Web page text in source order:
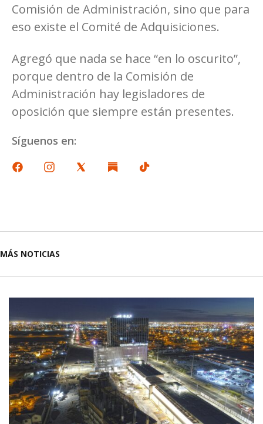
Comisión de Administración, sino que para
eso existe el Comité de Adquisiciones.
Agregó que nada se hace “en lo oscurito”,
porque dentro de la Comisión de
Administración hay legisladores de
oposición que siempre están presentes.
Síguenos en:
MÁS NOTICIAS